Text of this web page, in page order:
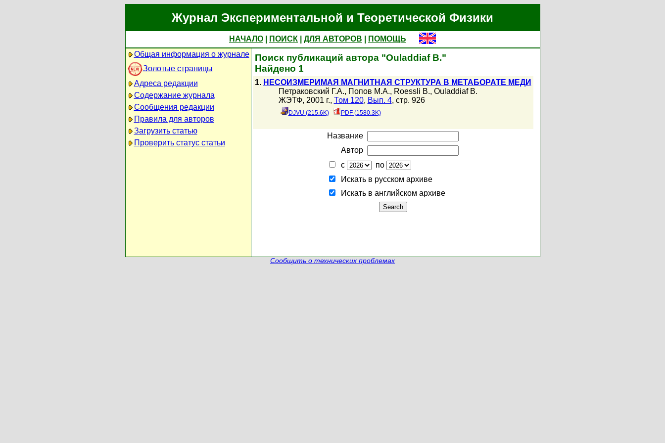
Журнал Экспериментальной и Теоретической Физики
НАЧАЛО ПОИСК ДЛЯ АВТОРОВ
ПОМОЩЬ
Общая информация о журнале
Золотые страницы
Адреса редакции
Содержание журнала
Сообщения редакции
Правила для авторов
Загрузить статью
Проверить статус статьи
Поиск публикаций автора "Ouladdiaf B."
Найдено 1
1. НЕСОИЗМЕРИМАЯ МАГНИТНАЯ СТРУКТУРА В МЕТАБОРАТЕ МЕДИ
Петраковский Г.А., Попов М.А., Roessli B., Ouladdiaf B.
ЖЭТФ, 2001 г., Том 120, Вып. 4, стр. 926
DJVU (215.6K) PDF (1580.3K)
Название
Автор
с
по
Искать в русском архиве
Искать в английском архиве
Сообщить о технических проблемах